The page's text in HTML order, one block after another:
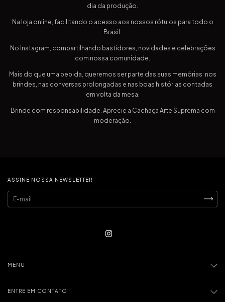
dia da produção.
Na loja online, facilitando o acesso aos nossos rótulos para todo o
Brasil.
No Instagram, compartilhando bastidores, novidades e celebrações
com nossa comunidade.
Mais do que uma bebida, queremos ser parte das suas memórias: nos
brindes, nas conversas prolongadas e nas boas histórias contadas
em volta da mesa.
Brinde com responsabilidade. Aprecie a Cachaça Arte Suprema com
moderação.
ASSINE NOSSA NEWSLETTER
MENU
ENTRE EM CONTATO